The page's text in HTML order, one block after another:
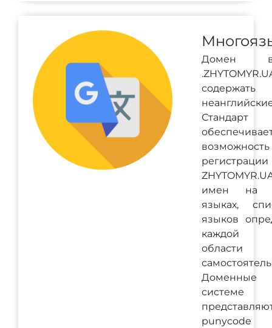
Домен
содержать
возможность
регистрации
имен на
языках,
языков
каждой
области
punycode